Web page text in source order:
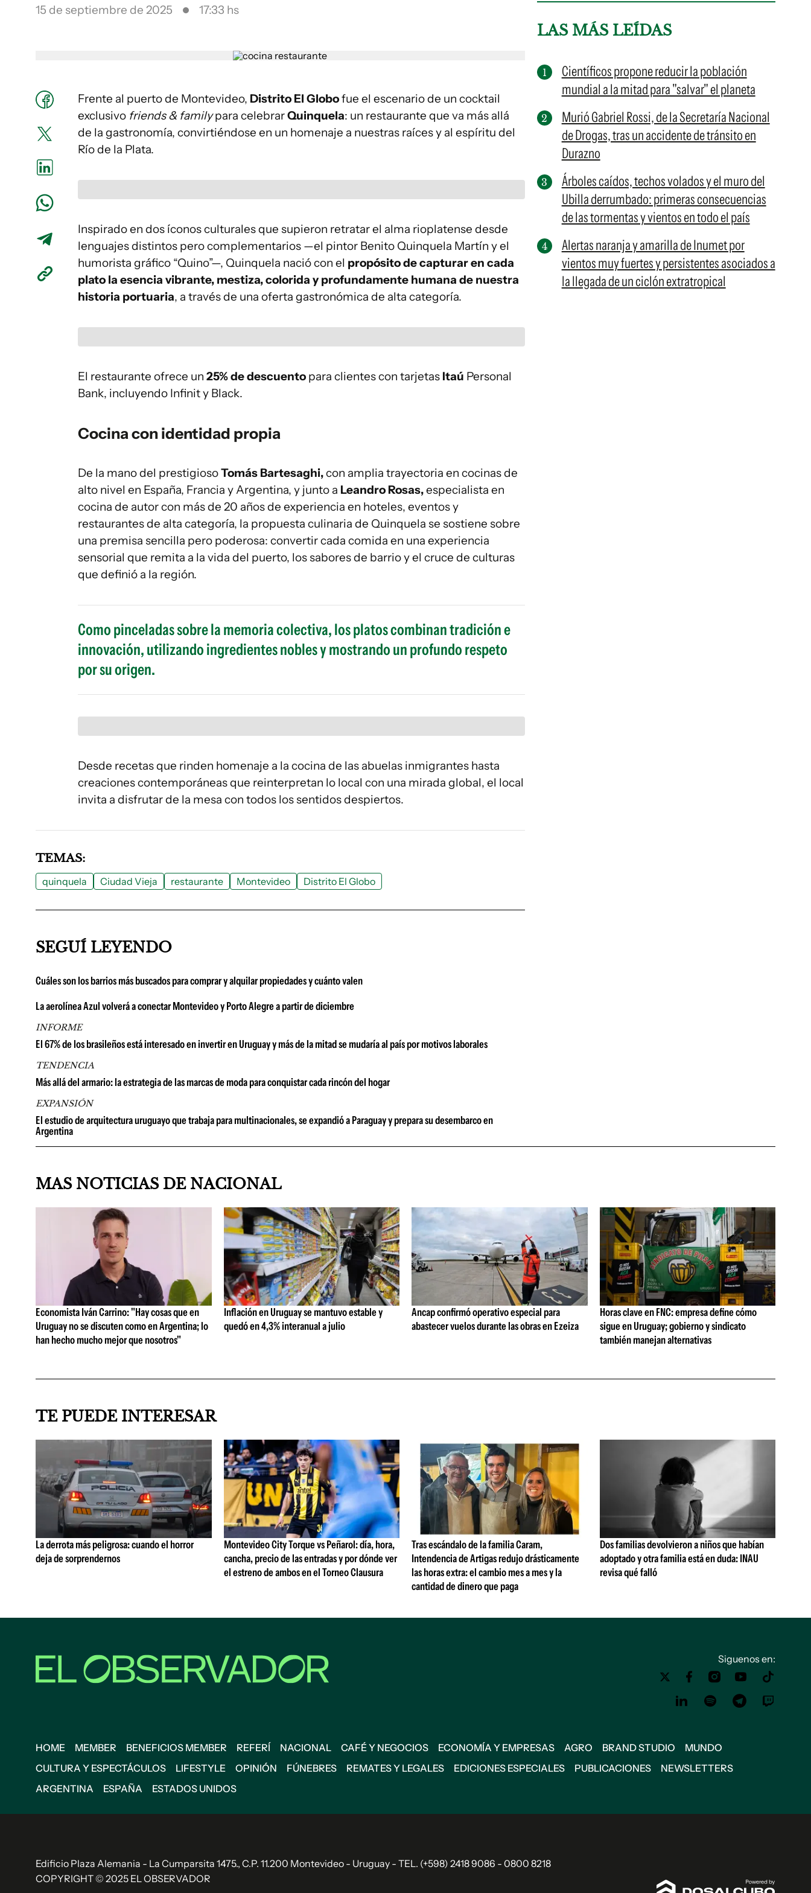
15 de septiembre de 2025 17:33 hs
Frente al puerto de Montevideo, Distrito El Globofue el escenario de un cocktail
exclusivo friends & familypara celebrarQuinquela: un restaurante que va más allá
de la gastronomía, convirtiéndose en un homenaje a nuestras raíces y al espíritu del
Río de la Plata.
Inspirado en dos íconos culturales que supieron retratar el alma rioplatense desde
lenguajes distintos pero complementarios —el pintor Benito Quinquela Martín y el
humorista gráfico “Quino”—, Quinquela nació con el propósito de capturar en cada
plato la esencia vibrante, mestiza, colorida y profundamente humana de nuestra
historia portuaria, a través de una oferta gastronómica de alta categoría.
El restaurante ofrece un 25% de descuento para clientes con tarjetas Itaú Personal
Bank, incluyendo Infinit y Black.
Cocina con identidad propia
De la mano del prestigiosoTomás Bartesaghi,con amplia trayectoria en cocinas de
alto nivel en España, Francia y Argentina, y junto a Leandro Rosas,especialista en
cocina de autor con más de 20 años de experiencia en hoteles, eventos y
restaurantes de alta categoría, la propuesta culinaria de Quinquela se sostiene sobre
una premisa sencilla pero poderosa: convertir cada comida en una experiencia
sensorial que remita a la vida del puerto, los sabores de barrio y el cruce de culturas
que definió a la región.
Como pinceladas sobre la memoria colectiva, los platos combinan tradición e
innovación, utilizando ingredientes nobles y mostrando un profundo respeto
por su origen.
Desde recetas que rinden homenaje a la cocina de las abuelas inmigrantes hasta
creaciones contemporáneas que reinterpretan lo local con una mirada global, el local
invita a disfrutar de la mesa con todos los sentidos despiertos.
LAS MÁS LEÍDAS
Científicos propone reducir la población
mundial a la mitad para "salvar" el planeta
Murió Gabriel Rossi, de la Secretaría Nacional
de Drogas, tras un accidente de tránsito en
Durazno
Árboles caídos, techos volados y el muro del
Ubilla derrumbado: primeras consecuencias
de las tormentas y vientos en todo el país
Alertas naranja y amarilla de Inumet por
vientos muy fuertes y persistentes asociados a
la llegada de un ciclón extratropical
TEMAS:
quinquela Ciudad Vieja restaurante Montevideo Distrito El Globo
SEGUÍ LEYENDO
Cuáles son los barrios más buscados para comprar y alquilar propiedades y cuánto valen
La aerolínea Azul volverá a conectar Montevideo y Porto Alegre a partir de diciembre
INFORME
El 67% de los brasileños está interesado en invertir en Uruguay y más de la mitad se mudaría al país por motivos laborales
TENDENCIA
Más allá del armario: la estrategia de las marcas de moda para conquistar cada rincón del hogar
EXPANSIÓN
El estudio de arquitectura uruguayo que trabaja para multinacionales, se expandió a Paraguay y prepara su desembarco en
Argentina
MAS NOTICIAS DE NACIONAL
Economista Iván Carrino: "Hay cosas que en
Uruguay no se discuten como en Argentina; lo
han hecho mucho mejor que nosotros"
Inflación en Uruguay se mantuvo estable y
quedó en 4,3% interanual a julio
Ancap confirmó operativo especial para
abastecer vuelos durante las obras en Ezeiza
Horas clave en FNC: empresa define cómo
sigue en Uruguay; gobierno y sindicato
también manejan alternativas
TE PUEDE INTERESAR
La derrota más peligrosa: cuando el horror
deja de sorprendernos
Montevideo City Torque vs Peñarol: día, hora,
cancha, precio de las entradas y por dónde ver
el estreno de ambos en el Torneo Clausura
Tras escándalo de la familia Caram,
Intendencia de Artigas redujo drásticamente
las horas extra: el cambio mes a mes y la
cantidad de dinero que paga
Dos familias devolvieron a niños que habían
adoptado y otra familia está en duda: INAU
revisa qué falló
Siguenos en:
HOME MEMBER BENEFICIOS MEMBER REFERÍ NACIONAL CAFÉ Y NEGOCIOS ECONOMÍA Y EMPRESAS AGRO BRAND STUDIO
MUNDO
CULTURA Y ESPECTÁCULOS
LIFESTYLE OPINIÓN FÚNEBRES REMATES Y LEGALES EDICIONES ESPECIALES PUBLICACIONES
NEWSLETTERS
ARGENTINA
ESPAÑA ESTADOS UNIDOS
Edificio Plaza Alemania - La Cumparsita 1475., C.P. 11.200 Montevideo - Uruguay - TEL. (+598) 2418 9086 - 0800 8218
COPYRIGHT © 2025 EL OBSERVADOR